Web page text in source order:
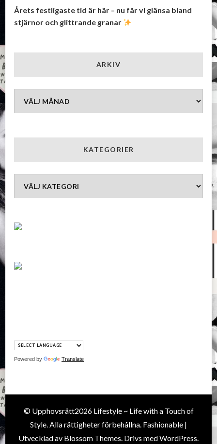
Årets festligaste tid är här – nu får vi glänsa bland
stjärnor och glittrande granar
ARKIV
Arkiv
KATEGORIER
Kategorier
Powered by Translate
© Upphovsrätt2026 Lifestyle ~ Life with a Touch of
Style. Alla rättigheter förbehållna. Fashionable |
Utvecklad av Blossom Themes. Drivs medWordPress.